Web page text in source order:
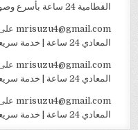
القطامية 24 ساعة بأسرع وصول
mrisuzu4@gmail.com
المعادي 24 ساعة | خدمة سريعة وآمنة
mrisuzu4@gmail.com
المعادي 24 ساعة | خدمة سريعة وآمنة
mrisuzu4@gmail.com
المعادي 24 ساعة | خدمة سريعة وآمنة